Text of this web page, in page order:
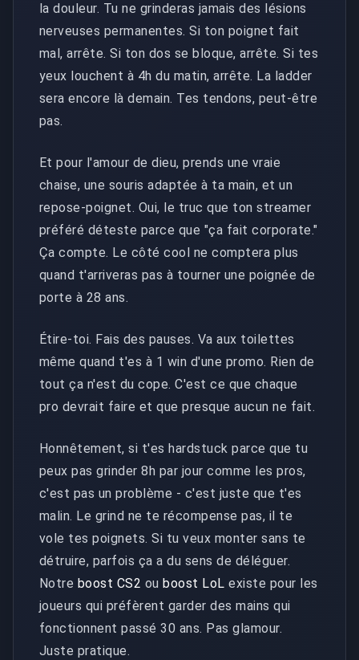
la douleur. Tu ne grinderas jamais des lésions
nerveuses permanentes. Si ton poignet fait
mal, arrête. Si ton dos se bloque, arrête. Si tes
yeux louchent à 4h du matin, arrête. La ladder
sera encore là demain. Tes tendons, peut-être
pas.
Et pour l'amour de dieu, prends une vraie
chaise, une souris adaptée à ta main, et un
repose-poignet. Oui, le truc que ton streamer
préféré déteste parce que "ça fait corporate."
Ça compte. Le côté cool ne comptera plus
quand t'arriveras pas à tourner une poignée de
porte à 28 ans.
Étire-toi. Fais des pauses. Va aux toilettes
même quand t'es à 1 win d'une promo. Rien de
tout ça n'est du cope. C'est ce que chaque
pro devrait faire et que presque aucun ne fait.
Honnêtement, si t'es hardstuck parce que tu
peux pas grinder 8h par jour comme les pros,
c'est pas un problème - c'est juste que t'es
malin. Le grind ne te récompense pas, il te
vole tes poignets. Si tu veux monter sans te
détruire, parfois ça a du sens de déléguer.
Notre boost CS2 ou boost LoL existe pour les
joueurs qui préfèrent garder des mains qui
fonctionnent passé 30 ans. Pas glamour.
Juste pratique.